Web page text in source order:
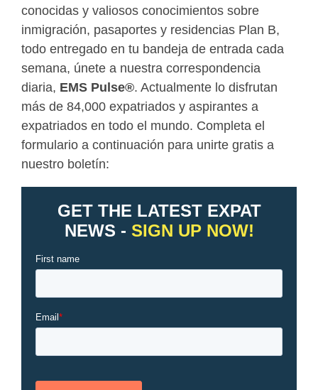
conocidas y valiosos conocimientos sobre
inmigración, pasaportes y residencias Plan B,
todo entregado en tu bandeja de entrada cada
semana, únete a nuestra correspondencia
diaria, EMS Pulse®. Actualmente lo disfrutan
más de 84,000 expatriados y aspirantes a
expatriados en todo el mundo. Completa el
formulario a continuación para unirte gratis a
nuestro boletín: